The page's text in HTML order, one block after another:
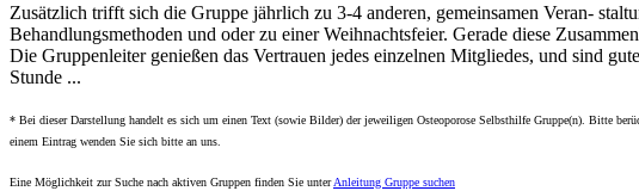
Zusätzlich trifft sich die Gruppe jährlich zu 3-4 anderen, gemeinsamen Veran-
Behandlungsmethoden und oder zu einer Weihnachtsfeier. Gerade diese
Die Gruppenleiter genießen das Vertrauen jedes einzelnen Mitgliedes, und sind
Stunde ...
* Bei dieser Darstellung handelt es sich um einen Text (sowie Bilder) der jeweiligen Osteoporose Selbsthilfe Gruppe(n). Bitte
einem Eintrag wenden Sie sich bitte an uns.
Eine Möglichkeit zur Suche nach aktiven Gruppen finden Sie unterAnleitung Gruppe suchen